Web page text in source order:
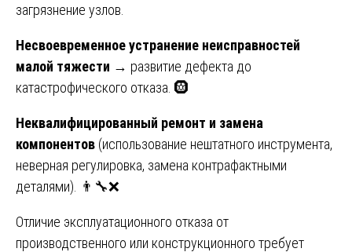
загрязнение узлов.
Несвоевременное устранение неисправностей
малой тяжести → развитие дефекта до
катастрофического отказа. 🛞
Неквалифицированный ремонт и замена
компонентов (использование нештатного инструмента,
неверная регулировка, замена контрафактными
деталями). 👨‍🔧❌
Отличие эксплуатационного отказа от
производственного или конструкционного требует